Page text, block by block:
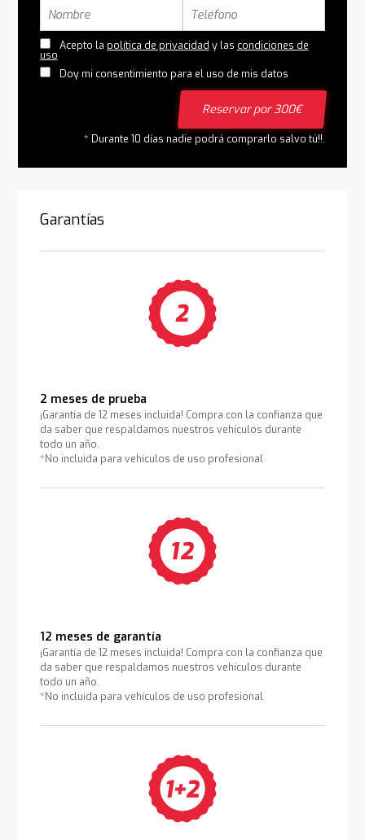
Acepto la política de privacidad y las condiciones de
uso
Doy mi consentimiento para el uso de mis datos
Reservar por 300€
* Durante 10 días nadie podrá comprarlo salvo tú!!.
Garantías
2 meses de prueba
¡Garantía de 12 meses incluida! Compra con la confianza que
da saber que respaldamos nuestros vehículos durante
todo un año.
*No incluida para vehículos de uso profesional
12 meses de garantía
¡Garantía de 12 meses incluida! Compra con la confianza que
da saber que respaldamos nuestros vehículos durante
todo un año.
*No incluida para vehículos de uso profesional